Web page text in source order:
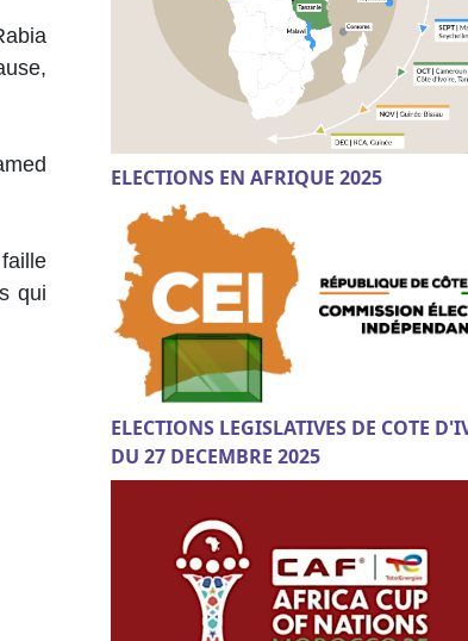
qui
ELECTIONS EN AFRIQUE 2025
ELECTIONS LEGISLATIVES DE COTE
DU 27 DECEMBRE 2025